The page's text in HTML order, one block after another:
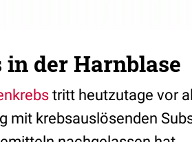
in der Harnblase
tritt heutzutage vor
mit krebsauslösenden